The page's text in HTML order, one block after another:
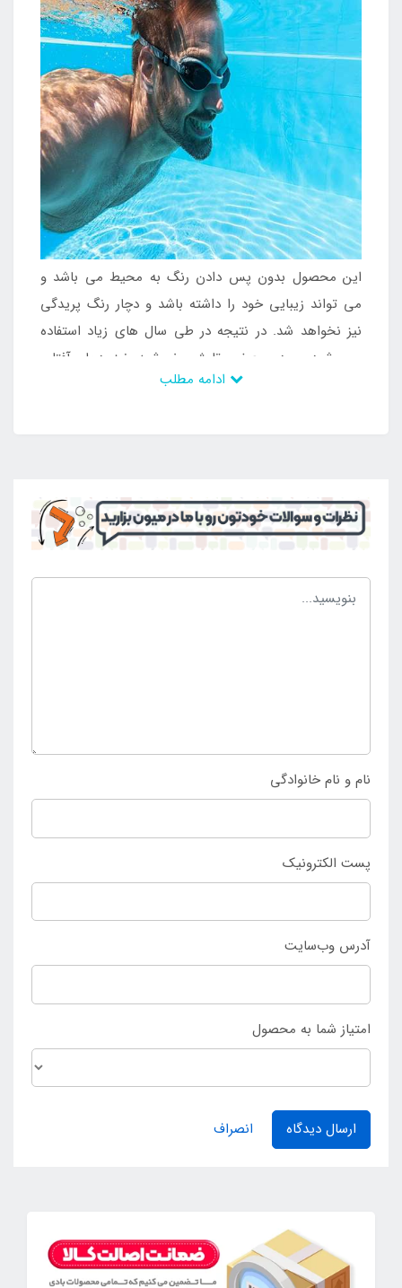
این محصول بدون پس دادن رنگ به محیط می باشد و
می تواند زیبایی خود را داشته باشد و دچار رنگ پریدگی
نیز نخواهد شد. در نتیجه در طی سال های زیاد استفاده
می شود و در معرض تابش خورشید نیز دچار آفتاب
سوختگی نمی گردد و می توان در شرایط ایمن برای افراد
آن را به همراه داشت و توانست ساعات خوشی را در محیط
های آبی سپری کرد. این محصول وزن کمی دارد تا به
راحتی بر روی صورت قرار گیرد و افراد را دچار مشکل نمی
کند و همچنین در داخل کیف افراد نیز حمل و جا به جا می
شود و می توان در زمان نیاز آن را مورد بهره برداری آسان
نام و نام خانوادگی
پست الکترونیک
آدرس وب‌سایت
امتیاز شما به محصول
ارسال دیدگاه انصراف